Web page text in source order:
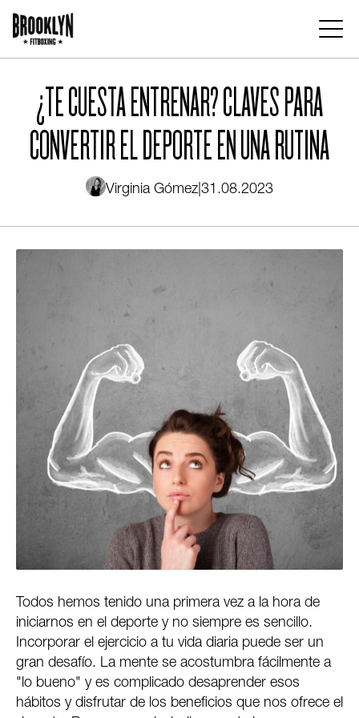
Pasar
al
Main
navigation
¿TE CUESTA ENTRENAR? CLAVES PARA
CONVERTIR EL DEPORTE EN UNA RUTINA
Virginia Gómez 31.08.2023
Todos hemos tenido una primera vez a la hora de
iniciarnos en el deporte y no siempre es sencillo.
Incorporar el ejercicio a tu vida diaria puede ser un
gran desafío. La mente se acostumbra fácilmente a
"lo bueno" y es complicado desaprender esos
hábitos y disfrutar de los beneficios que nos ofrece el